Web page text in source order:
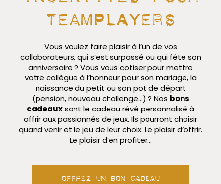
teamplayers
Vous voulez faire plaisir à l’un de vos
collaborateurs, qui s’est surpassé ou qui fête son
anniversaire ? Vous vous cotiser pour mettre
votre collègue à l’honneur pour son mariage, la
naissance du petit ou son pot de départ
(pension, nouveau challenge…) ? Nos bons
cadeauxsont le cadeau rêvé personnalisé à
offrir aux passionnés de jeux. Ils pourront choisir
quand venir et le jeu de leur choix. Le plaisir d’offrir.
Le plaisir d’en profiter…
Offrez un bon cadeau